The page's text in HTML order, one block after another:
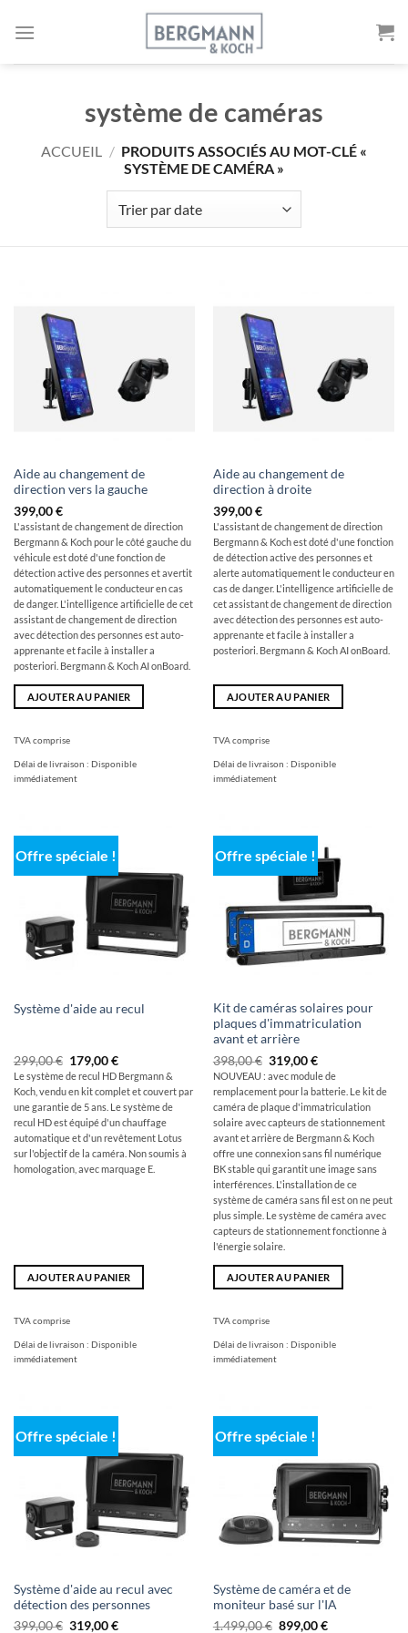
système de caméras
ACCUEIL / PRODUITS ASSOCIÉS AU MOT-CLÉ «
SYSTÈME DE CAMÉRA »
Aide au changement de
direction vers la gauche
399,00€
L'assistant de changement de direction
Bergmann & Koch pour le côté gauche du
véhicule est doté d'une fonction de
détection active des personnes et avertit
automatiquement le conducteur en cas
de danger. L'intelligence artificielle de cet
assistant de changement de direction
avec détection des personnes est auto-
apprenante et facile à installer a
posteriori. Bergmann & Koch AI onBoard.
AJOUTER AU PANIER
TVA comprise
Délai de livraison : Disponible
immédiatement
Aide au changement de
direction à droite
399,00€
L'assistant de changement de direction
Bergmann & Koch est doté d'une fonction
de détection active des personnes et
alerte automatiquement le conducteur en
cas de danger. L'intelligence artificielle de
cet assistant de changement de direction
avec détection des personnes est auto-
apprenante et facile à installer a
posteriori. Bergmann & Koch AI onBoard.
AJOUTER AU PANIER
TVA comprise
Délai de livraison : Disponible
immédiatement
Offre spéciale !
Système d'aide au recul
299,00€ Le
prix
initial
était
de
:
299,00
€
179,00€Le
prix
actuel
est
de
179,00
€.
Le système de recul HD Bergmann &
Koch, vendu en kit complet et couvert par
une garantie de 5 ans. Le système de
recul HD est équipé d'un chauffage
automatique et d'un revêtement Lotus
sur l'objectif de la caméra. Non soumis à
homologation, avec marquage E.
AJOUTER AU PANIER
TVA comprise
Délai de livraison : Disponible
immédiatement
Offre spéciale !
Kit de caméras solaires pour
plaques d'immatriculation
avant et arrière
398,00€ Le
prix
initial
était
de
:
398,00
€
319,00€Le
prix
actuel
est
de
:
319,00
€.
NOUVEAU : avec module de
remplacement pour la batterie. Le kit de
caméra de plaque d'immatriculation
solaire avec capteurs de stationnement
avant et arrière de Bergmann & Koch
offre une connexion sans fil numérique
BK stable qui garantit une image sans
interférences. L'installation de ce
système de caméra sans fil est on ne peut
plus simple. Le système de caméra avec
capteurs de stationnement fonctionne à
l'énergie solaire.
AJOUTER AU PANIER
TVA comprise
Délai de livraison : Disponible
immédiatement
Offre spéciale !
Système d'aide au recul avec
détection des personnes
399,00€ Le
319,00€Le
Offre spéciale !
Système de caméra et de
moniteur basé sur l'IA
1.499,00€ Le
899,00€Le